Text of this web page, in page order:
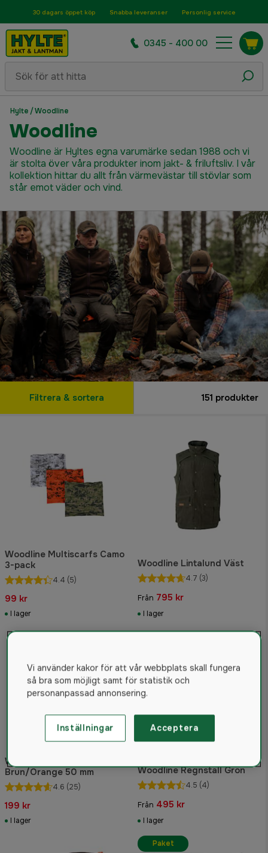
30 dagars öppet köp Snabba leveranser Personlig service
0345 - 400 00
Hylte /Woodline
Woodline
Woodline är Hyltes egna varumärke sedan 1988 och vi
är stolta över våra produkter inom jakt- & friluftsliv. I vår
kollektion hittar du allt från värmevästar till stövlar som
står emot väder och vind.
Filtrera & sortera 151 produkter
Woodline Multiscarfs Camo
3-pack
4.4 (5)
99 kr
I lager
Woodline Lintalund Väst
4.7 (3)
Från 795 kr
I lager
Woodline Hängslen Stropp
Brun/Orange 50 mm
4.6 (25)
199 kr
I lager
Woodline Regnställ Grön
4.5 (4)
Från 495 kr
I lager
Paket
Vi använder kakor för att vår webbplats skall fungera
så bra som möjligt samt för statistik och
personanpassad annonsering.
Inställningar Acceptera